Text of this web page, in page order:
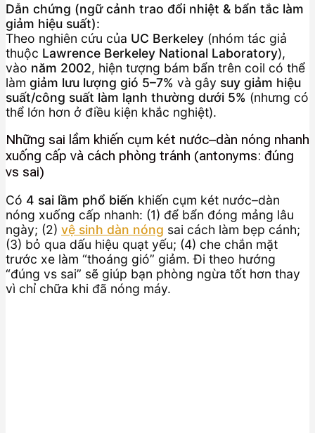
Dẫn chứng (ngữ cảnh trao đổi nhiệt & bẩn tắc làm
giảm hiệu suất):
Theo nghiên cứu của UC Berkeley (nhóm tác giả
thuộc Lawrence Berkeley National Laboratory),
vào năm 2002, hiện tượng bám bẩn trên coil có thể
làm giảm lưu lượng gió 5–7% và gây suy giảm hiệu
suất/công suất làm lạnh thường dưới 5% (nhưng có
thể lớn hơn ở điều kiện khắc nghiệt).
Những sai lầm khiến cụm két nước–dàn nóng nhanh
xuống cấp và cách phòng tránh (antonyms: đúng
vs sai)
Có 4 sai lầm phổ biến khiến cụm két nước–dàn
nóng xuống cấp nhanh: (1) để bẩn đóng mảng lâu
ngày; (2) vệ sinh dàn nóng sai cách làm bẹp cánh;
(3) bỏ qua dấu hiệu quạt yếu; (4) che chắn mặt
trước xe làm “thoáng gió” giảm. Đi theo hướng
“đúng vs sai” sẽ giúp bạn phòng ngừa tốt hơn thay
vì chỉ chữa khi đã nóng máy.